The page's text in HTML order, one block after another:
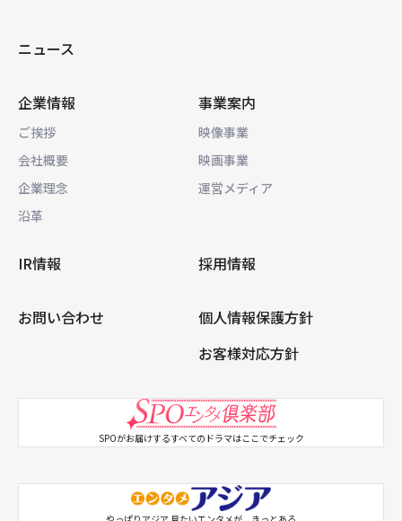
ニュース
企業情報
ご挨拶
会社概要
企業理念
沿革
事業案内
映像事業
映画事業
運営メディア
IR情報 採用情報
お問い合わせ
個人情報保護方針
お客様対応方針
SPOがお届けするすべてのドラマはここでチェック